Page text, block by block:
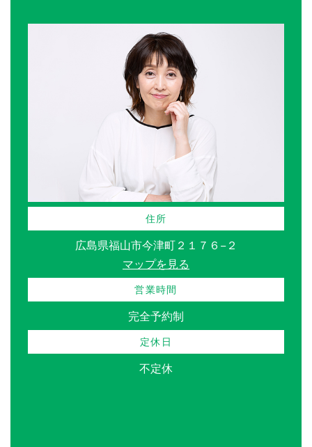
住所
広島県福山市今津町２１７６−２
マップを見る
営業時間
完全予約制
定休日
不定休